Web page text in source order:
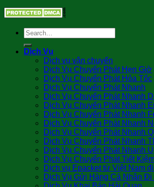
Dịch Vụ
Dịch vụ vận chuyển
Dịch Vụ Chuyển Phát Hẹn Giờ
Dịch Vụ Chuyển Phát Hỏa Tốc
Dịch Vụ Chuyển Phát Nhanh
Dịch Vụ Chuyển Phát Nhanh
Dịch Vụ Chuyển Phát Nhanh
Dịch Vụ Chuyển Phát Nhanh
Dịch Vụ Chuyển Phát Nhanh
Dịch Vụ Chuyển Phát Nhanh
Dịch Vụ Chuyển Phát Nhanh
Dịch Vụ Chuyển Phát Nhanh
Dịch Vụ Chuyển Phát Tiết
Dịch vụ Epacket từ Việt Nam
Dịch Vụ Gửi Hàng Cá Nhân Đi